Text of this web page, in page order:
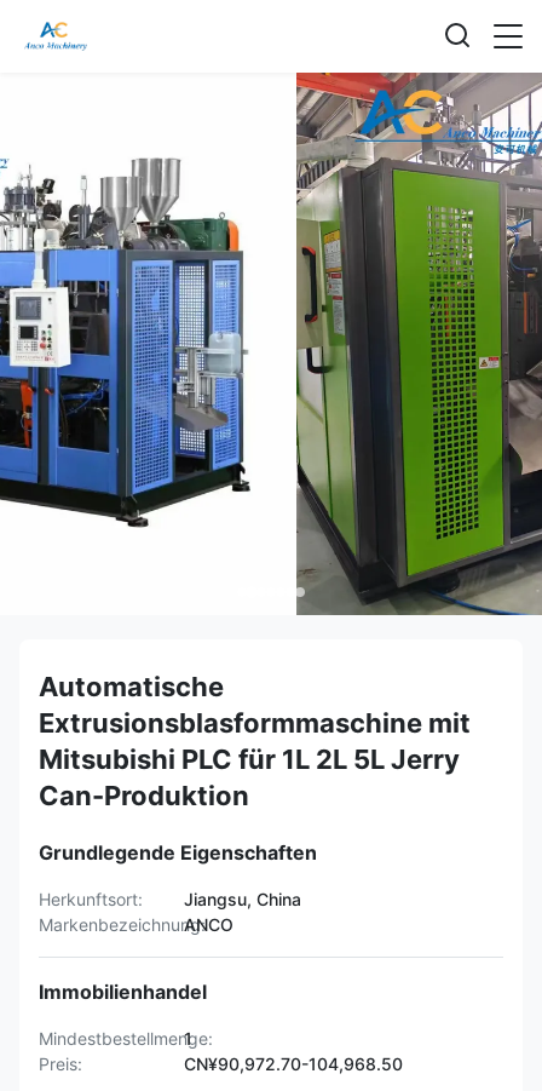
Automatische
Extrusionsblasformmaschine mit
Mitsubishi PLC für 1L 2L 5L Jerry
Can-Produktion
Grundlegende Eigenschaften
Herkunftsort:
Jiangsu, China
Markenbezeichnung:ANCO
Immobilienhandel
Mindestbestellmenge:
1
Preis:
CN¥90,972.70-104,968.50